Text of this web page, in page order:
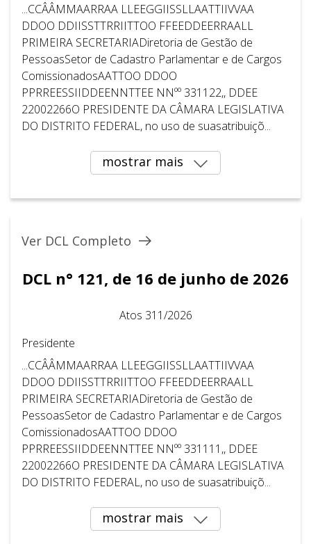
...CCÂÂMMAARRAA LLEEGGIISSLLAATTIIVVAA
DDOO DDIISSTTRRIITTOO FFEEDDEERRAALL
PRIMEIRA SECRETARIADiretoria de Gestão de
PessoasSetor de Cadastro Parlamentar e de Cargos
ComissionadosAATTOO DDOO
PPRREESSIIDDEENNTTEE NNºº 331122,, DDEE
22002266O PRESIDENTE DA CÂMARA LEGISLATIVA
DO DISTRITO FEDERAL, no uso de suasatribuiçõ...
mostrar mais
Ver DCL Completo
DCL n° 121, de 16 de junho de 2026
Atos 311/2026
Presidente
...CCÂÂMMAARRAA LLEEGGIISSLLAATTIIVVAA
DDOO DDIISSTTRRIITTOO FFEEDDEERRAALL
PRIMEIRA SECRETARIADiretoria de Gestão de
PessoasSetor de Cadastro Parlamentar e de Cargos
ComissionadosAATTOO DDOO
PPRREESSIIDDEENNTTEE NNºº 331111,, DDEE
22002266O PRESIDENTE DA CÂMARA LEGISLATIVA
DO DISTRITO FEDERAL, no uso de suasatribuiçõ...
mostrar mais